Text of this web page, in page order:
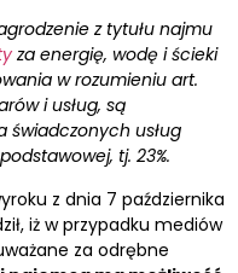
z tytułu najmu
za energię, wodę i ścieki
w rozumieniu art.
i usług, są
świadczonych usług
tj. 23%.
z dnia 7 października
iż w przypadku mediów
za odrębne